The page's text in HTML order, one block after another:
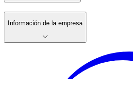
Información de la empresa